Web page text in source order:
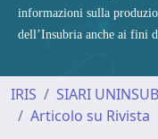
informazioni sulla
dell’Insubria anche ai fini
IRIS SIARI
Articolo su Rivista